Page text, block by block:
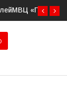
выставку